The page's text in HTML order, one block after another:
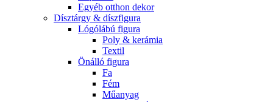
Egyéb otthon dekor
Dísztárgy & díszfigura
Lógólábú figura
Poly & kerámia
Textil
Önálló figura
Fa
Fém
Műanyag